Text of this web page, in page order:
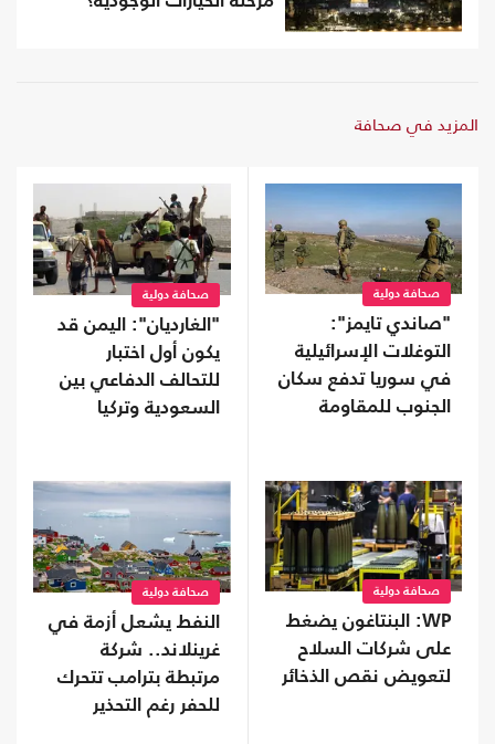
المزيد في صحافة
صحافة دولية
"صاندي تايمز":
التوغلات الإسرائيلية
في سوريا تدفع سكان
الجنوب للمقاومة
صحافة دولية
"الغارديان": اليمن قد
يكون أول اختبار
للتحالف الدفاعي بين
السعودية وتركيا
صحافة دولية
WP: البنتاغون يضغط
على شركات السلاح
لتعويض نقص الذخائر
صحافة دولية
النفط يشعل أزمة في
غرينلاند.. شركة
مرتبطة بترامب تتحرك
للحفر رغم التحذير